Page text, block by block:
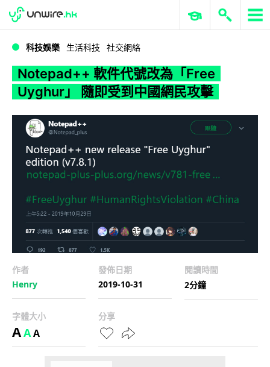
WWDC 2026 ERP 與商業 AI
科技娛樂 生活科技 社交網絡
Notepad++ 軟件代號改為「Free
Uyghur」 隨即受到中國網民攻擊
作者
Henry
發佈日期
2019-10-31
閱讀時間
2分鐘
字體大小
AAA
分享